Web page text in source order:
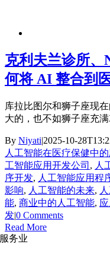
克利夫兰诊所、
何将 AI 整合到
库拉比图尔和狮子座现
大的，也不如狮子座充满
By Niyati|2025-10-
人工智能在医疗保健中的
工智能应用开发公司 , 人
序开发, 人工智能应用程
影响, 人工智能的未来,
能, 商业中的人工智能,
发|0 Comments
Read More
服务业